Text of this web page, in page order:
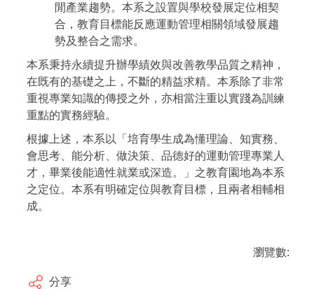
閒產業趨勢。本系之設置與學校發展定位相契
合，教育目標能反應運動管理相關領域發展趨
勢及整合之需求。
本系秉持永續提升辦學績效與改善教學品質之精神，
在既有的基礎之上，不斷的精益求精。本系除了非常
重視專業知識的傳授之外，亦相當注重以實踐為訓練
重點的實務經驗。
根據上述，本系以「培育學生成為懂理論、知實務、
會思考、能分析、做決策、品德好的運動管理專業人
才，畢業後能適性就業或深造。」之教育園地為本系
之定位。本系有明確定位與教育目標，且兩者相輔相
成。
瀏覽數:
分享